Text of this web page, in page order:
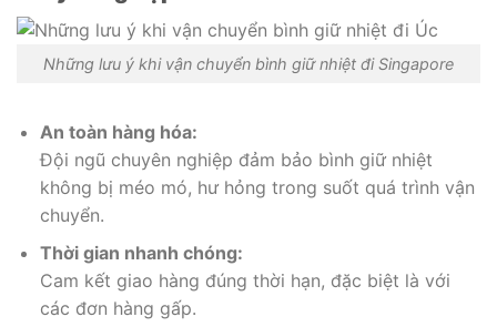
Những lưu ý khi vận chuyển bình giữ nhiệt đi Singapore
An toàn hàng hóa:
Đội ngũ chuyên nghiệp đảm bảo bình giữ nhiệt
không bị méo mó, hư hỏng trong suốt quá trình vận
chuyển.
Thời gian nhanh chóng:
Cam kết giao hàng đúng thời hạn, đặc biệt là với
các đơn hàng gấp.